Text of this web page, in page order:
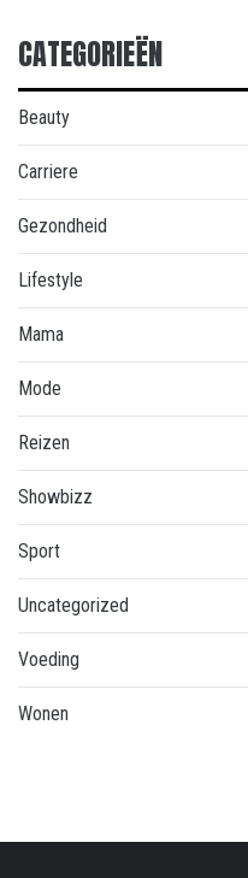
CATEGORIEËN
Beauty
Carriere
Gezondheid
Lifestyle
Mama
Mode
Reizen
Showbizz
Sport
Uncategorized
Voeding
Wonen